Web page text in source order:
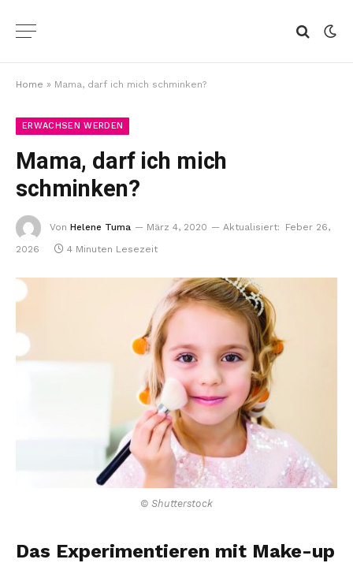
Home » Mama, darf ich mich schminken?
ERWACHSEN WERDEN
Mama, darf ich mich
schminken?
Von Helene Tuma März 4, 2020 Aktualisiert:
Feber 26,
2026
4 Minuten Lesezeit
© Shutterstock
Das Experimentieren mit Make-up